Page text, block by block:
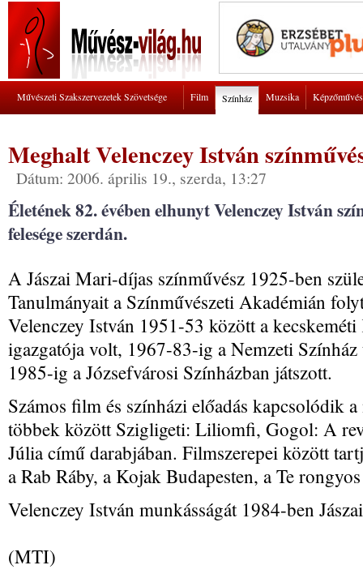
Művészeti Szakszervezetek Szövetsége Film Színház Muzsika
Meghalt Velenczey István
Dátum: 2006. április 19., szerda, 13:27
Életének 82. évében elhunyt Velenczey István
felesége szerdán.
A Jászai Mari-díjas színművész 1925-ben
Tanulmányait a Színművészeti Akadémián
Velenczey István 1951-53 között a
igazgatója volt, 1967-83-ig a Nemzeti Színház
1985-ig a Józsefvárosi Színházban játszott.
Számos film és színházi előadás kapcsolódik
többek között Szigligeti: Liliomfi, Gogol: A
Júlia című darabjában. Filmszerepei között
a Rab Ráby, a Kojak Budapesten, a Te
Velenczey István munkásságát 1984-ben
(MTI)